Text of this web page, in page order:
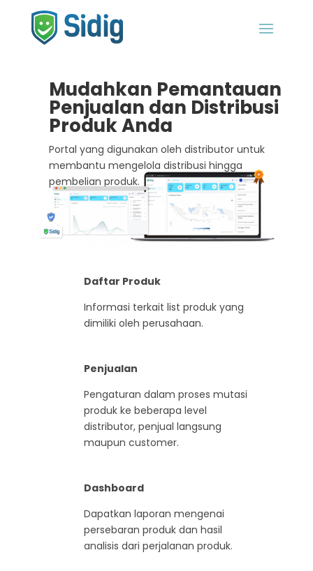
Mudahkan Pemantauan
Penjualan dan Distribusi
Produk Anda
Portal yang digunakan oleh distributor untuk
membantu mengelola distribusi hingga
pembelian produk.
Daftar Produk
Informasi terkait list produk yang
dimiliki oleh perusahaan.
Penjualan
Pengaturan dalam proses mutasi
produk ke beberapa level
distributor, penjual langsung
maupun customer.
Dashboard
Dapatkan laporan mengenai
persebaran produk dan hasil
analisis dari perjalanan produk.